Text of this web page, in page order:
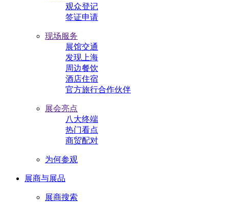
观众登记
签证申请
现场服务
展馆交通
发现上海
周边餐饮
酒店住宿
官方旅行合作伙伴
展会亮点
八大终端
热门看点
商贸配对
为何参观
展商与展品
展商搜索